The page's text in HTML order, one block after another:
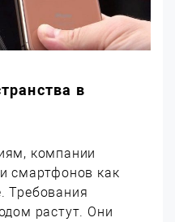
в
компании
смартфонов как
Требования
растут. Они